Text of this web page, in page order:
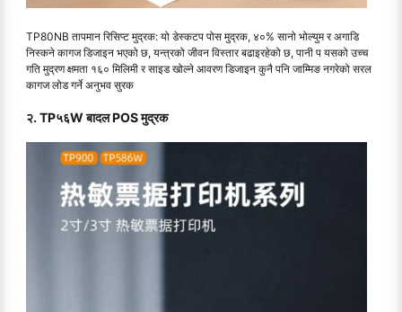
TP80NB तापमान रिसिप्ट मुद्रक: यो डेस्कटप पोस मुद्रक, ४०% सानो भोल्युम र अगाडि
निस्कने कागज डिजाइन भएको छ, यन्त्रको जीवन विस्तार बढाइरहेको छ, पानी प यसको उच्च
गति मुद्रण क्षमता १६० मिलिमी र साइड खोल्ने आवरण डिजाइन कुनै पनि जाम्मिङ नगरेको सरल
कागज लोड गर्ने अनुभव सुरक
२. TP५६W बादल POS मुद्रक